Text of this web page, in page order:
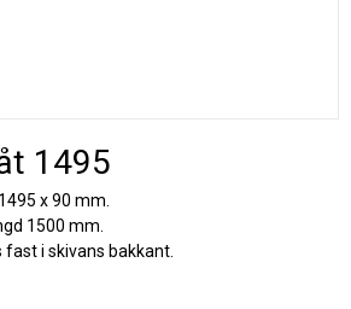
1495
x 90 mm.
1500 mm.
i skivans bakkant.